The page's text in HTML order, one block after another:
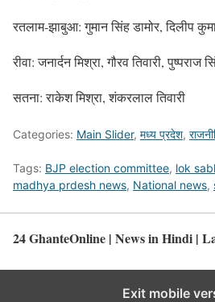
रतलाम-झाबुआ: गुमान सिंह डामोर, दिलीप
रीवा: जनार्दन मिश्रा, गौरव तिवारी, पुष्पराज
सतना: राकेश मिश्रा, शंकरलाल तिवारी
Categories: Main Slider, मध्य प्रदेश,
Tags: BJP election committee, lok
madhya prdesh news, National news,
24 GhanteOnline | News in Hindi |
Exit mobile